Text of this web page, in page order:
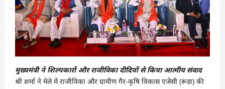
मुख्यमंत्री ने शिल्पकारों और राजीविका दीदियों से किया आत्मीय संवाद
श्री शर्मा ने मेले में राजीविका और ग्रामीण गैर-कृषि विकास एजेंसी (रूडा) की